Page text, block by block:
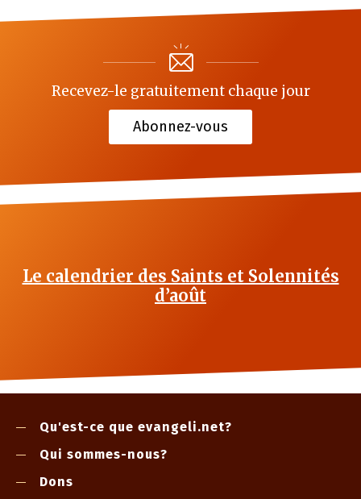
Recevez-le gratuitement chaque jour
Abonnez-vous
Le calendrier des Saints et Solennités
d’août
Qu'est-ce que evangeli.net?
Qui sommes-nous?
Dons